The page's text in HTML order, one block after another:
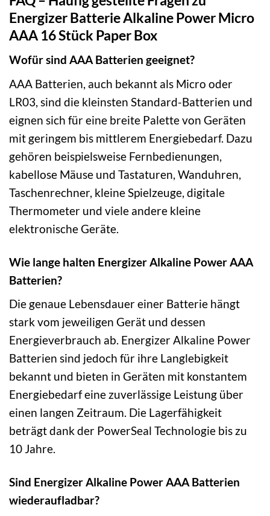
Energizer Batterie Alkaline Power Micro
AAA 16 Stück Paper Box
Wofür sind AAA Batterien geeignet?
AAA Batterien, auch bekannt als Micro oder
LR03, sind die kleinsten Standard-Batterien und
eignen sich für eine breite Palette von Geräten
mit geringem bis mittlerem Energiebedarf. Dazu
gehören beispielsweise Fernbedienungen,
kabellose Mäuse und Tastaturen, Wanduhren,
Taschenrechner, kleine Spielzeuge, digitale
Thermometer und viele andere kleine
elektronische Geräte.
Wie lange halten Energizer Alkaline Power AAA
Batterien?
Die genaue Lebensdauer einer Batterie hängt
stark vom jeweiligen Gerät und dessen
Energieverbrauch ab. Energizer Alkaline Power
Batterien sind jedoch für ihre Langlebigkeit
bekannt und bieten in Geräten mit konstantem
Energiebedarf eine zuverlässige Leistung über
einen langen Zeitraum. Die Lagerfähigkeit
beträgt dank der PowerSeal Technologie bis zu
10 Jahre.
Sind Energizer Alkaline Power AAA Batterien
wiederaufladbar?